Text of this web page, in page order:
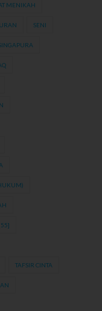
MENIKAH
SENI
TAFSIR CINTA